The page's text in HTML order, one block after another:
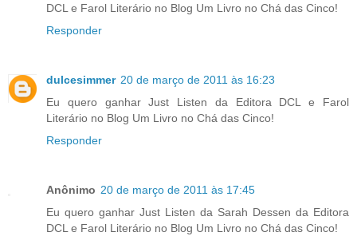
DCL e Farol Literário no Blog Um Livro no Chá das Cinco!
Responder
dulcesimmer 20 de março de 2011 às 16:23
Eu quero ganhar Just Listen da Editora DCL e Farol
Literário no Blog Um Livro no Chá das Cinco!
Responder
Anônimo 20 de março de 2011 às 17:45
Eu quero ganhar Just Listen da Sarah Dessen da Editora
DCL e Farol Literário no Blog Um Livro no Chá das Cinco!